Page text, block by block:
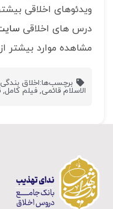
ویدئوهای اخلاقی
درس های اخلاقی
مشاهده موارد بیشتر از
برچسب‌ها:اخلاق بندگی
الاسلام قائمی, فیلم کامل,